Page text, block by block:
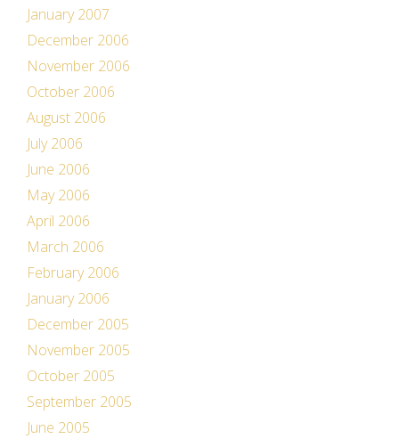
January 2007
December 2006
November 2006
October 2006
August 2006
July 2006
June 2006
May 2006
April 2006
March 2006
February 2006
January 2006
December 2005
November 2005
October 2005
September 2005
June 2005